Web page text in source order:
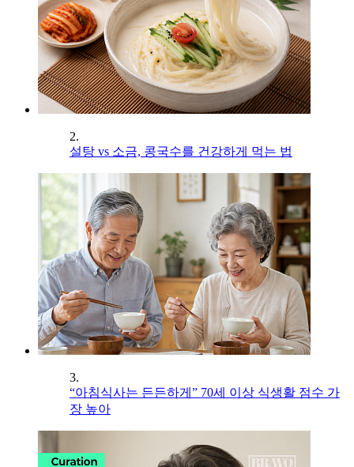
2.
설탕 vs 소금, 콩국수를 건강하게 먹는 법
3.
“아침식사는 든든하게” 70세 이상 식생활 점수 가
장 높아